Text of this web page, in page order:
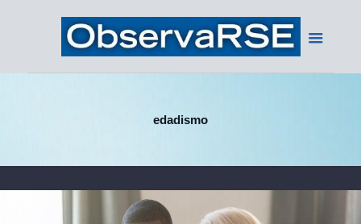
edadismo